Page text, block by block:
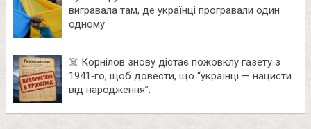
вигравала там, де українці програвали один
одному
☠️ Корнілов знову дістає пожовклу газету з
1941‑го, щоб довести, що “українці — нацисти
від народження”.